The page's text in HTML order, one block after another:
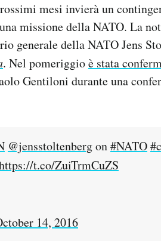
mesi invierà un
missione della NATO. La
generale della NATO Jens
. Nel pomeriggioè stata
Gentiloni durante una
@jensstoltenbergon#NATO
t.co/ZuiTrmCuZS
14, 2016